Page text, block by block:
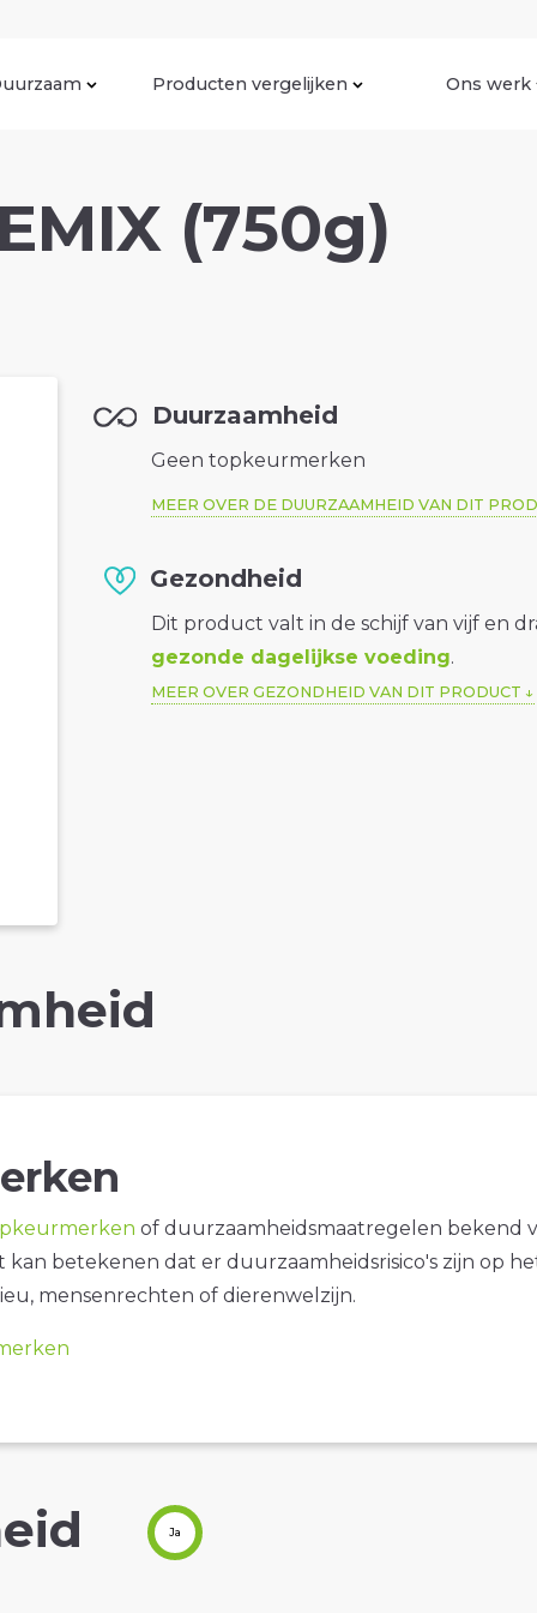
Producten vergelijken Ons werk
(750g)
Duurzaamheid
Geen topkeurmerken
MEER OVER DE DUURZAAMHEID VAN DIT
Gezondheid
Dit product valt in de schijf van vijf en
gezonde dagelijkse voeding.
MEER OVER GEZONDHEID VAN DIT PRODUCT
of duurzaamheidsmaatregelen bekend
kan betekenen dat er duurzaamheidsrisico's zijn op
mensenrechten of dierenwelzijn.
Ja